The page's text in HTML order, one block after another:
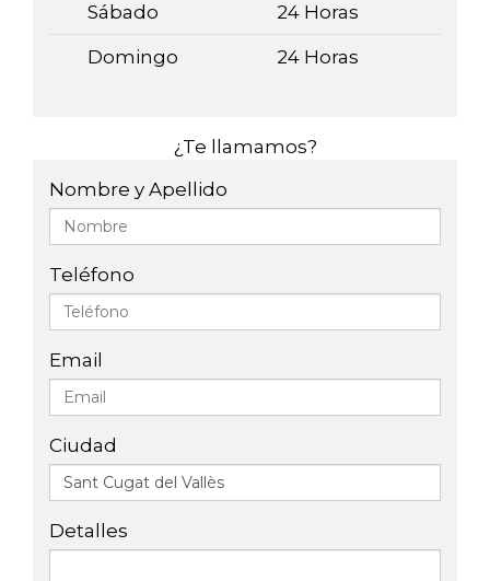
Sábado 24 Horas
Domingo 24 Horas
¿Te llamamos?
Nombre y Apellido
Teléfono
Email
Ciudad
Detalles